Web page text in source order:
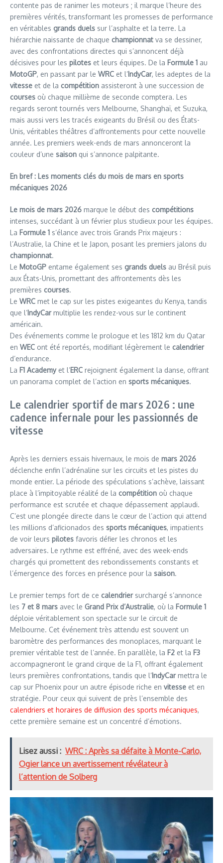
contente pas de ranimer les moteurs ; il marque l’heure des
premières vérités, transformant les promesses de performance
en véritables grands duels sur l’asphalte et la terre. La
hiérarchie naissante de chaque championnat va se dessiner,
avec des confrontations directes qui s’annoncent déjà
décisives pour les pilotes et leurs équipes. De la Formule 1 au
MotoGP, en passant par le WRC et l’IndyCar, les adeptes de la
vitesse et de la compétition assisteront à une succession de
courses où chaque millième de seconde comptera. Les
regards seront tournés vers Melbourne, Shanghaï, et Suzuka,
mais aussi vers les tracés exigeants du Brésil ou des États-
Unis, véritables théâtres d’affrontements pour cette nouvelle
année. Les premiers week-ends de mars annonceront la
couleur d’une saison qui s’annonce palpitante.
En bref : Les moments clés du mois de mars en sports
mécaniques 2026
Le mois de mars 2026 marque le début des compétitions
intenses, succédant à un février plus studieux pour les équipes.
La Formule 1 s’élance avec trois Grands Prix majeurs :
l’Australie, la Chine et le Japon, posant les premiers jalons du
championnat.
Le MotoGP entame également ses grands duels au Brésil puis
aux États-Unis, promettant des affrontements dès les
premières courses.
Le WRC met le cap sur les pistes exigeantes du Kenya, tandis
que l’IndyCarmultiplie les rendez-vous sur le continent
américain.
Des événements comme le prologue et les 1812 km du Qatar
en WEC ont été reportés, modifiant légèrement le calendrier
d’endurance.
La F1 Academyet l’ERC rejoignent également la danse, offrant
un panorama complet de l’action en sports mécaniques.
Le calendrier sportif de mars 2026 : une
cadence infernale pour les passionnés de
vitesse
Après les derniers essais hivernaux, le mois de mars 2026
déclenche enfin l’adrénaline sur les circuits et les pistes du
monde entier. La période des spéculations s’achève, laissant
place à l’impitoyable réalité de la compétition où chaque
performance est scrutée et chaque dépassement applaudi.
C’est une plongée directe dans le cœur de l’action qui attend
les millions d’aficionados des sports mécaniques, impatients
de voir leurs pilotes favoris défier les chronos et les
adversaires. Le rythme est effréné, avec des week-ends
chargés qui promettent des rebondissements constants et
l’émergence des forces en présence pour la saison.
Le premier temps fort de ce calendriersurchargé s’annonce
les 7 et 8 mars avec le Grand Prix d’Australie, où la Formule 1
déploie véritablement son spectacle sur le circuit de
Melbourne. Cet événement très attendu est souvent un
baromètre des performances des monoplaces, marquant le
premier véritable test de l’année. En parallèle, la F2 et la F3
accompagneront le grand cirque de la F1, offrant également
leurs premières confrontations, tandis que l’IndyCarmettra le
cap sur Phoenix pour un autre épisode riche en vitesse et en
stratégie. Pour ceux qui suivent de près l’ensemble des
calendriers et horaires de diffusion des sports mécaniques,
cette première semaine est un concentré d’émotions.
Lisez aussi : WRC : Après sa défaite à Monte-Carlo,
Ogier lance un avertissement révélateur à
l’attention de Solberg